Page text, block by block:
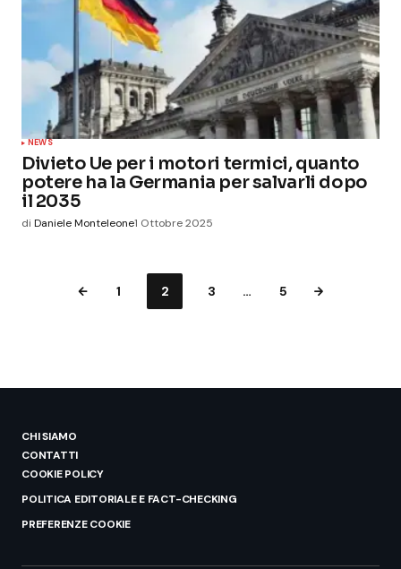
NEWS
Divieto Ue per i motori termici, quanto
potere ha la Germania per salvarli dopo
il 2035
di Daniele Monteleone1 Ottobre 2025
1 2 3 … 5
CHI SIAMO
CONTATTI
COOKIE POLICY
POLITICA EDITORIALE E FACT-CHECKING
PREFERENZE COOKIE